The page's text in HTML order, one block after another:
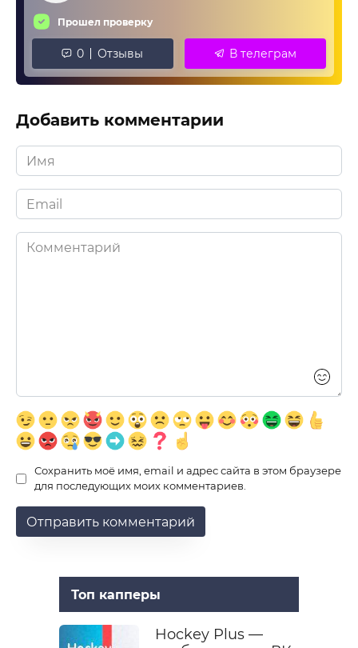
Прошел проверку
0 Отзывы В телеграм
Добавить комментарии
Имя
*
Email
*
Комментарий
Сохранить моё имя, email и адрес сайта в этом браузере
для последующих моих комментариев.
Топ капперы
Hockey Plus —